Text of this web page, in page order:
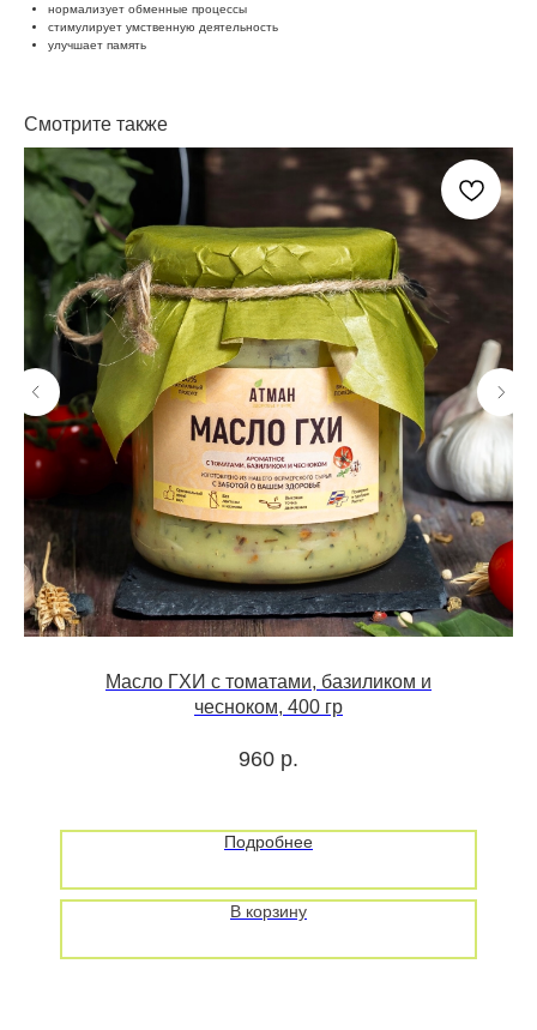
нормализует обменные процессы
стимулирует умственную деятельность
улучшает память
Смотрите также
Масло ГХИ с томатами, базиликом и
чесноком, 400 гр
960 р.
Подробнее
В корзину